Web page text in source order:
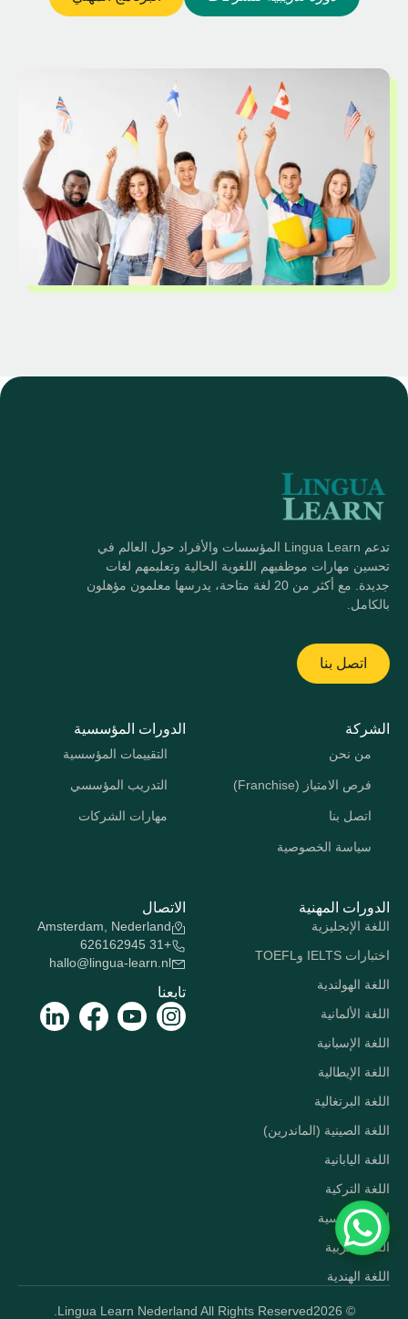
تدعم Lingua Learn المؤسسات والأفراد حول العالم في
تحسين مهارات موظفيهم اللغوية الحالية وتعليمهم لغات
جديدة. مع أكثر من 20 لغة متاحة، يدرسها معلمون مؤهلون
بالكامل.
اتصل بنا
الشركة
من نحن
فرص الامتياز (Franchise)
اتصل بنا
سياسة الخصوصية
الدورات المؤسسية
التقييمات المؤسسية
التدريب المؤسسي
مهارات الشركات
الدورات المهنية
اللغة الإنجليزية
اختبارات IELTS وTOEFL
اللغة الهولندية
اللغة الألمانية
اللغة الإسبانية
اللغة الإيطالية
اللغة البرتغالية
اللغة الصينية (الماندرين)
اللغة اليابانية
اللغة التركية
اللغة الروسية
اللغة العربية
اللغة الهندية
الاتصال
Amsterdam, Nederland
+31 626162945
hallo@lingua-learn.nl
تابعنا
© 2026
Lingua Learn Nederland All Rights Reserved.